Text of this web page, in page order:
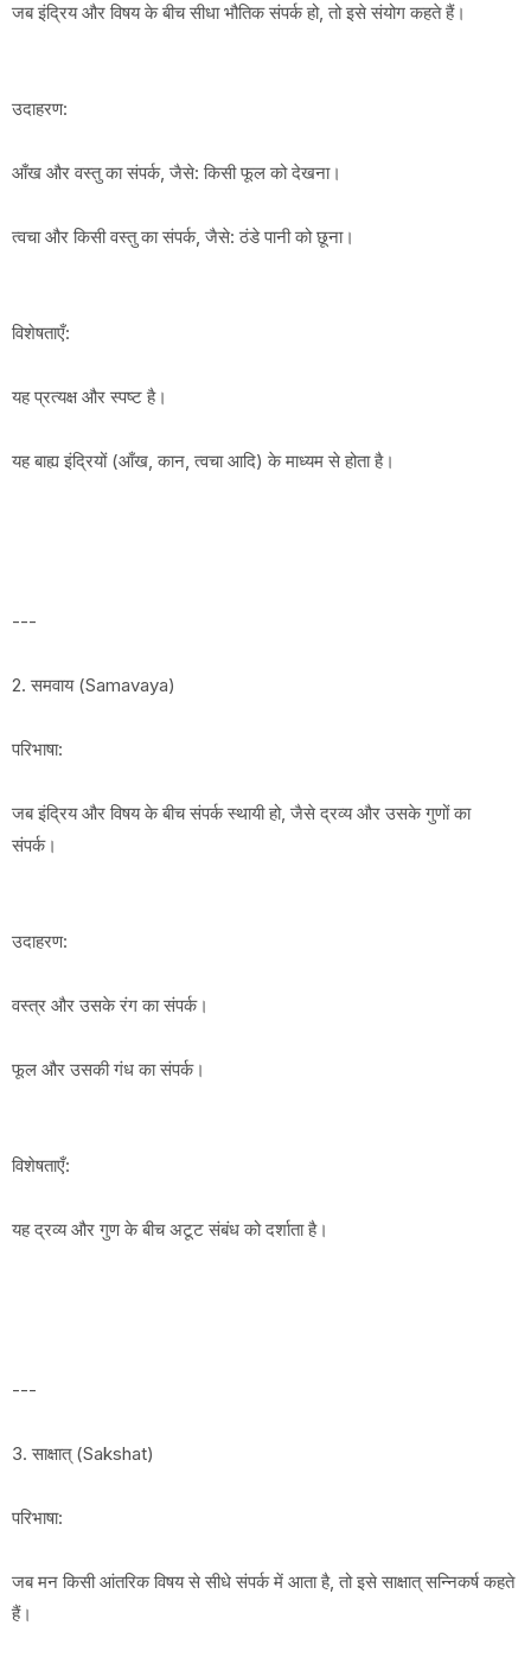
जब इंद्रिय और विषय के बीच सीधा भौतिक संपर्क हो, तो इसे संयोग कहते हैं।
उदाहरण:
आँख और वस्तु का संपर्क, जैसे: किसी फूल को देखना।
त्वचा और किसी वस्तु का संपर्क, जैसे: ठंडे पानी को छूना।
विशेषताएँ:
यह प्रत्यक्ष और स्पष्ट है।
यह बाह्य इंद्रियों (आँख, कान, त्वचा आदि) के माध्यम से होता है।
---
2. समवाय (Samavaya)
परिभाषा:
जब इंद्रिय और विषय के बीच संपर्क स्थायी हो, जैसे द्रव्य और उसके गुणों का
संपर्क।
उदाहरण:
वस्त्र और उसके रंग का संपर्क।
फूल और उसकी गंध का संपर्क।
विशेषताएँ:
यह द्रव्य और गुण के बीच अटूट संबंध को दर्शाता है।
---
3. साक्षात् (Sakshat)
परिभाषा:
जब मन किसी आंतरिक विषय से सीधे संपर्क में आता है, तो इसे साक्षात् सन्निकर्ष कहते
हैं।